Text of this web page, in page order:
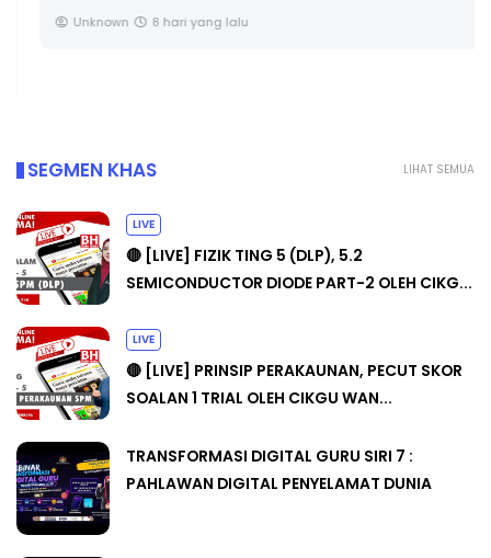
Unknown 8 hari yang lalu
LIHAT SEMUA
SEGMEN KHAS
LIVE
🔴 [LIVE] FIZIK TING 5 (DLP), 5.2
SEMICONDUCTOR DIODE PART-2 OLEH CIKG...
LIVE
🔴 [LIVE] PRINSIP PERAKAUNAN, PECUT SKOR
SOALAN 1 TRIAL OLEH CIKGU WAN...
TRANSFORMASI DIGITAL GURU SIRI 7 :
PAHLAWAN DIGITAL PENYELAMAT DUNIA